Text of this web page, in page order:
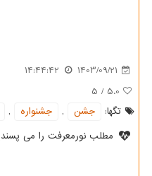
1403/09/21
14:44:42
5.0
/
5
تگها:
جشن , جشنواره ,
مطلب نورمعرفت را می